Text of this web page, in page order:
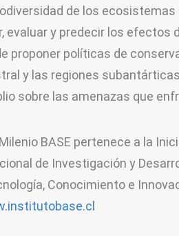
de los
evaluar y predecir los
proponer políticas de
y las regiones
sobre las amenazas que
BASE pertenece a la
de Investigación y
Conocimiento e